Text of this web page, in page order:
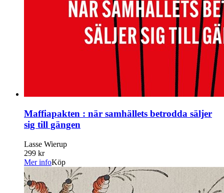
Maffiapakten : när samhällets betrodda säljer
sig till gängen
Lasse Wierup
299 kr
Mer infoKöp